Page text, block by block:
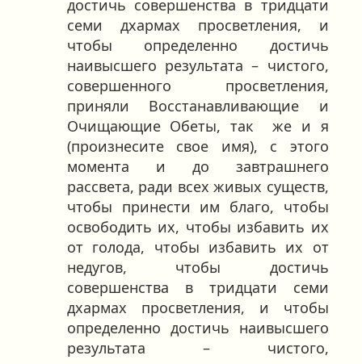
достичь совершенства в тридцати
семи дхармах просветления, и
чтобы определенно достичь
наивысшего результата – чистого,
совершенного просветления,
приняли Восстанавливающие и
Очищающие Обеты, так же и я
(произнесите свое имя), с этого
момента и до завтрашнего
рассвета, ради всех живых существ,
чтобы принести им благо, чтобы
освободить их, чтобы избавить их
от голода, чтобы избавить их от
недугов, чтобы достичь
совершенства в тридцати семи
дхармах просветления, и чтобы
определенно достичь наивысшего
результата – чистого,